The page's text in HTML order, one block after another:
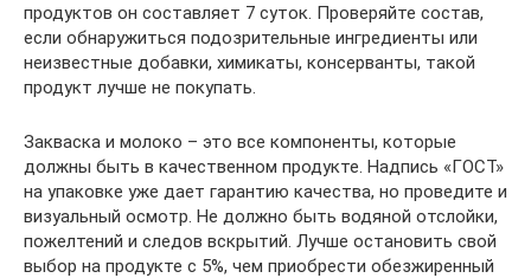
продуктов он составляет 7 суток. Проверяйте состав,
если обнаружиться подозрительные ингредиенты или
неизвестные добавки, химикаты, консерванты, такой
продукт лучше не покупать.
Закваска и молоко – это все компоненты, которые
должны быть в качественном продукте. Надпись «ГОСТ»
на упаковке уже дает гарантию качества, но проведите и
визуальный осмотр. Не должно быть водяной отслойки,
пожелтений и следов вскрытий. Лучше остановить свой
выбор на продукте с 5%, чем приобрести обезжиренный